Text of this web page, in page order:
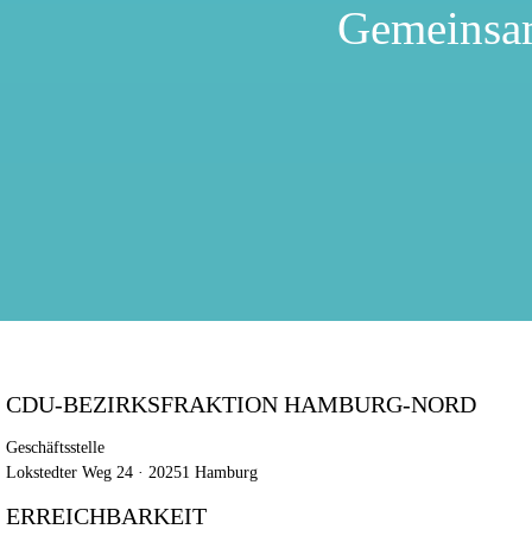
CDU-BEZIRKSFRAKTION HAMBURG-NORD
Geschäftsstelle
Lokstedter Weg 24 · 20251 Hamburg
ERREICHBARKEIT